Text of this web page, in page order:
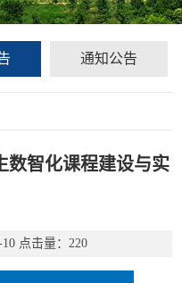
通知公告
数智化课程建设与实
点击量： 220